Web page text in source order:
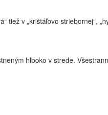
tiež v „krištáľovo striebornej“,
hlboko v strede.